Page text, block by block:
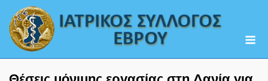
content